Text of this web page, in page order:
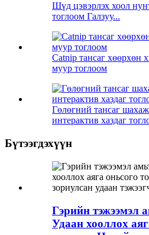
Шүд цэвэрлэх хоол
тоглоом Галзуу...
Catnip тансаг хөөрхөн
муур тоглоом
Гөлөгний тансаг
интерактив хаздаг
Бүтээгдэхүүн
Гэрийн тэжээмэл
Удаан хооллох